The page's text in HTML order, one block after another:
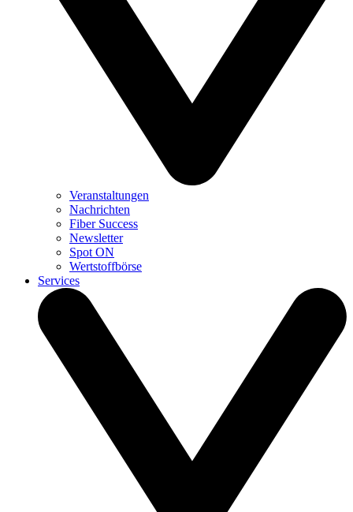
Veranstaltungen
Nachrichten
Fiber Success
Newsletter
Spot ON
Wertstoffbörse
Services